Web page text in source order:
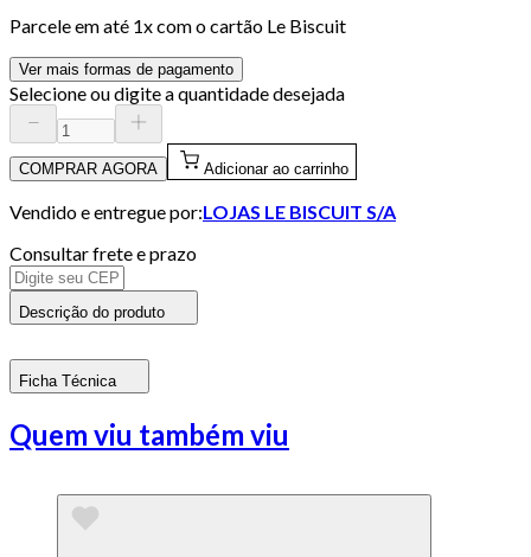
Parcele em até 1x com o cartão Le Biscuit
Ver mais formas de pagamento
Selecione ou digite a quantidade desejada
COMPRAR AGORA Adicionar ao carrinho
Vendido e entregue por:LOJAS LE BISCUIT S/A
Consultar frete e prazo
Descrição do produto
Ficha Técnica
Quem viu também viu